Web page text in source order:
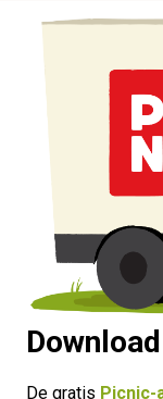
dan-
https://
kassa-
duitsland-
veel-
dan-
De gratis Picnic-